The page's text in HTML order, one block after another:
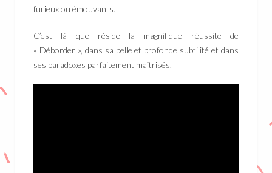
furieux ou émouvants.
C’est là que réside la magnifique réussite de
« Déborder », dans sa belle et profonde subtilité et dans
ses paradoxes parfaitement maîtrisés.